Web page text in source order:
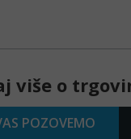
POZOVEMO